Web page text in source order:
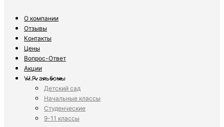
О компании
Отзывы
Контакты
Цены
Вопрос-Ответ
Акции
V.I.P. альбомы
Детский сад
Начальные классы
Студенческие
9-11 классы